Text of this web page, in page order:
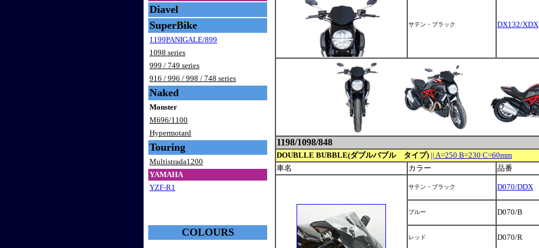
Diavel
SuperBike
1199PANIGALE/899
1098 series
999 / 749 series
916 / 996 / 998 / 748 series
Naked
Monster
M696/1100
Hypermotard
Touring
Multistrada1200
YAMAHA
YZF-R1
COLOURS
サテン・ブラック DX132/XDX
1198/1098/848
DOUBLLE BUBBLE(ダブルバブル タイプ) || A=250 B=230 C=60mm
車名
カラー 品番
サテン・ブラック D070/DDX
ブルー D070/B
レッド D070/R